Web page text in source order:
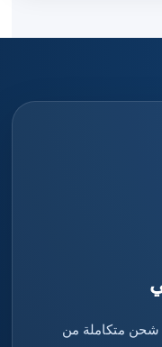
شحن متكاملة من